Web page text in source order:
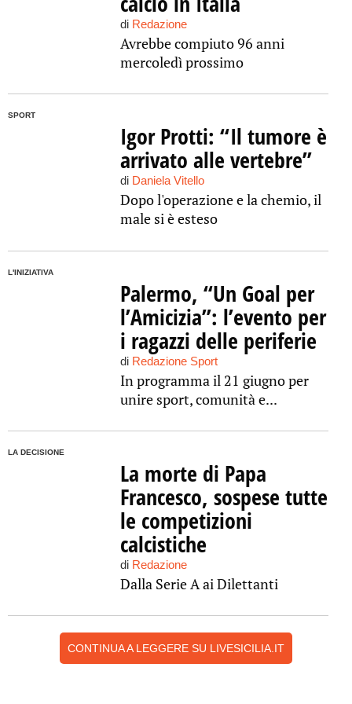
di Redazione
Avrebbe compiuto 96 anni
mercoledì prossimo
SPORT
Igor Protti: “Il tumore è
arrivato alle vertebre”
di Daniela Vitello
Dopo l'operazione e la chemio, il
male si è esteso
L'INIZIATIVA
Palermo, “Un Goal per
l’Amicizia”: l’evento per
i ragazzi delle periferie
di Redazione Sport
In programma il 21 giugno per
unire sport, comunità e...
LA DECISIONE
La morte di Papa
Francesco, sospese tutte
le competizioni
calcistiche
di Redazione
Dalla Serie A ai Dilettanti
CONTINUA A LEGGERE SU LIVESICILIA.IT